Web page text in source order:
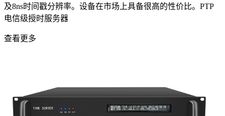
及8ns时间戳分辨率。设备在市场上具备很高的性价比。PTP
电信级授时服务器
查看更多